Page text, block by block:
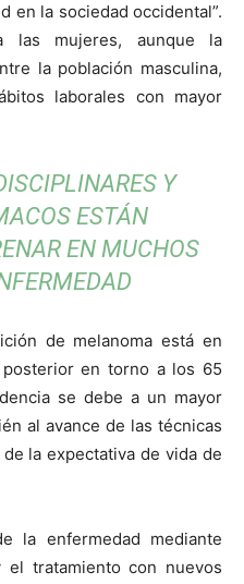
en la sociedad occidental”.
las mujeres, aunque la
la población masculina,
laborales con mayor
Y
ESTÁN
EN MUCHOS
de melanoma está en
en torno a los 65
se debe a un mayor
al avance de las técnicas
la expectativa de vida de
la enfermedad mediante
el tratamiento con nuevos